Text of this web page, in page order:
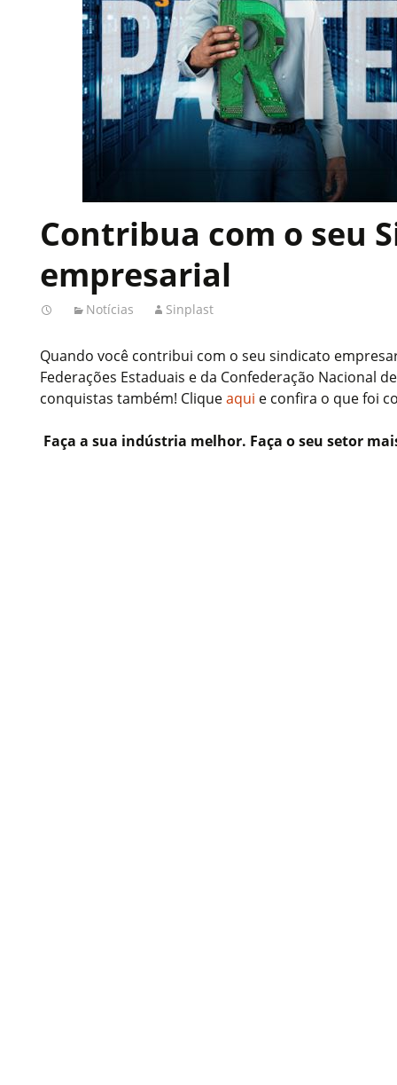
Contribua com o seu
empresarial
Notícias Sinplast
Quando você contribui com o seu sindicato
Federações Estaduais e da Confederação Nacional
conquistas também! Cliqueaqui e confira o que foi
Faça a sua indústria melhor. Faça o seu setor